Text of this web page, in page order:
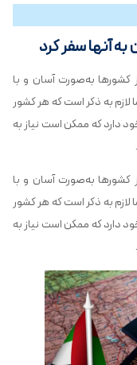
آنها سفر کرد
کشورها به‌صورت آسان و با
به ذکر است که هر کشور
دارد که ممکن است نیاز به
کشورها به‌صورت آسان و با
به ذکر است که هر کشور
دارد که ممکن است نیاز به